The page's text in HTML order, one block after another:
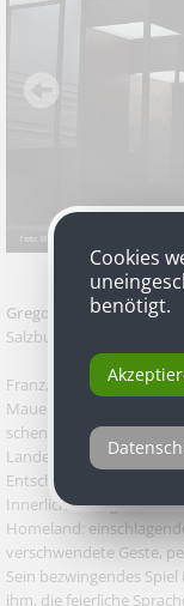
Gregor Schulzals Franz
Salzburger Landestheater
Franz, der von den
Mauerblümchen war,
schenkte, nimmt
Landestheater Salzburg
Entschlossenheit zur
Innerlich ist er gestählt
Homeland:
verschwendete Geste,
Sein bezwingendes
ihm, die feierliche
Cookies
benötigt.